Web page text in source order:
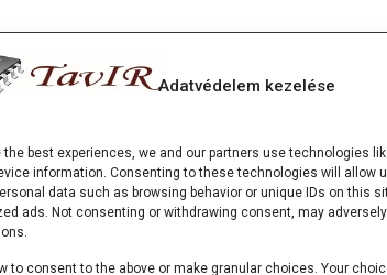
Adatvédelem kezelése
the best experiences, we and our partners use technologies
information. Consenting to these technologies will allow
data such as browsing behavior or unique IDs on this
ads. Not consenting or withdrawing consent, may
to consent to the above or make granular choices. Your